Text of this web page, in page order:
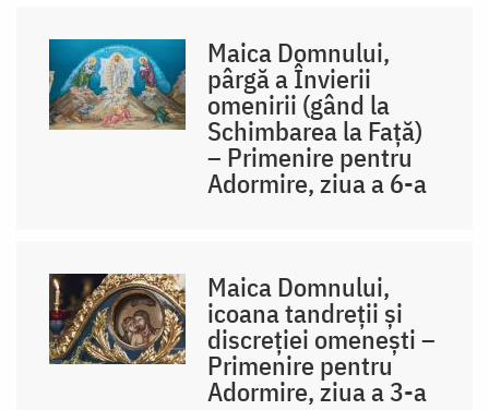
Maica Domnului,
pârgă a Învierii
omenirii (gând la
Schimbarea la Față)
– Primenire pentru
Adormire, ziua a 6-a
Maica Domnului,
icoana tandreții și
discreției omenești –
Primenire pentru
Adormire, ziua a 3-a